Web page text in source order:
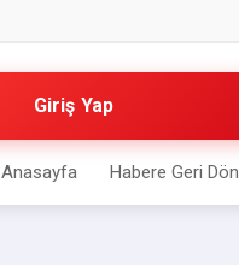
Giriş Yap
Anasayfa Habere Geri Dön